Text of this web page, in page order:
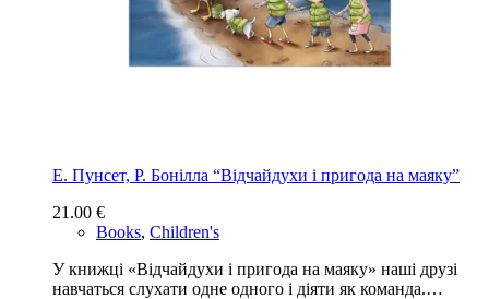
Е. Пунсет, Р. Бонілла “Відчайдухи і пригода на маяку”
21.00 €
Books, Children's
У книжці «Відчайдухи і пригода на маяку» наші друзі
навчаться слухати одне одного і діяти як команда.…